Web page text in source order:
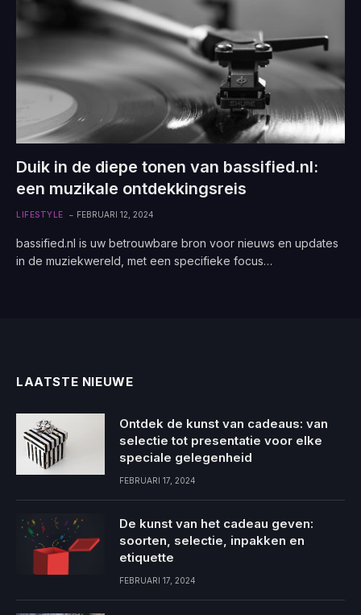
Duik in de diepe tonen van bassified.nl:
een muzikale ontdekkingsreis
LIFESTYLE FEBRUARI 12, 2024
bassified.nl is uw betrouwbare bron voor nieuws en updates
in de muziekwereld, met een specifieke focus…
LAATSTE NIEUWE
Ontdek de kunst van cadeaus: van
selectie tot presentatie voor elke
speciale gelegenheid
FEBRUARI 17, 2024
De kunst van het cadeau geven:
soorten, selectie, inpakken en
etiquette
FEBRUARI 17, 2024